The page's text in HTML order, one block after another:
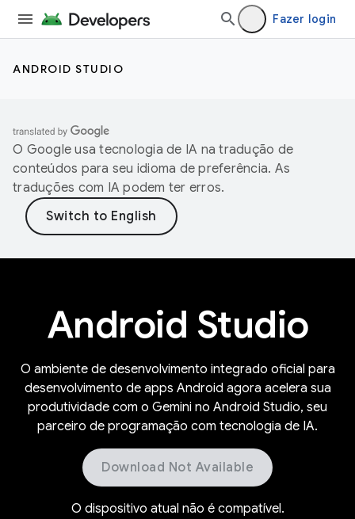
Fazer login
ANDROID STUDIO
O Google usa tecnologia de IA na tradução de
conteúdos para seu idioma de preferência. As
traduções com IA podem ter erros.
Android Studio
O ambiente de desenvolvimento integrado oficial para
desenvolvimento de apps Android agora acelera sua
produtividade com o Gemini no Android Studio, seu
parceiro de programação com tecnologia de IA.
Download Not Available
O dispositivo atual não é compatível.